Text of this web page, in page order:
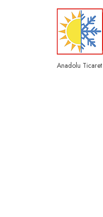
Anadolu Ticaret